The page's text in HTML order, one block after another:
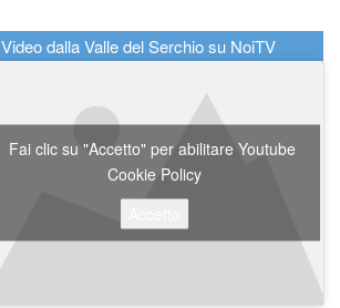
Video dalla Valle del Serchio su NoiTV
Fai clic su "Accetto" per abilitare Youtube
Cookie Policy